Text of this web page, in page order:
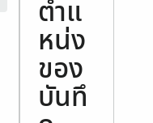
ตำแ
หน่ง
ของ
บันทึ